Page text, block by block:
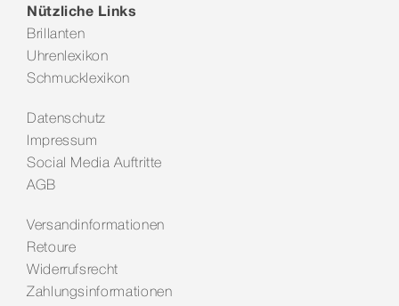
Nützliche Links
Brillanten
Uhrenlexikon
Schmucklexikon
Datenschutz
Impressum
Social Media Auftritte
AGB
Versandinformationen
Retoure
Widerrufsrecht
Zahlungsinformationen